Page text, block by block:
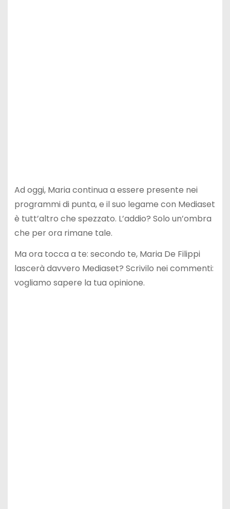
Ad oggi, Maria continua a essere presente nei
programmi di punta, e il suo legame con Mediaset
è tutt’altro che spezzato. L’addio? Solo un’ombra
che per ora rimane tale.
Ma ora tocca a te: secondo te, Maria De Filippi
lascerà davvero Mediaset? Scrivilo nei commenti:
vogliamo sapere la tua opinione.